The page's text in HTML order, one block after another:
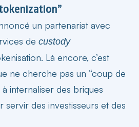
un partenariat avec
de custody
Là encore, c’est
ne cherche pas un “coup de
internaliser des briques
servir des investisseurs et des